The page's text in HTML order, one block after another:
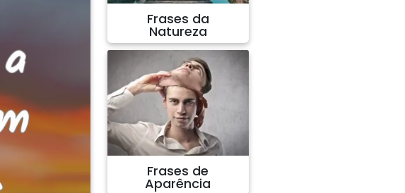
Frases da
Natureza
Frases de
Aparência